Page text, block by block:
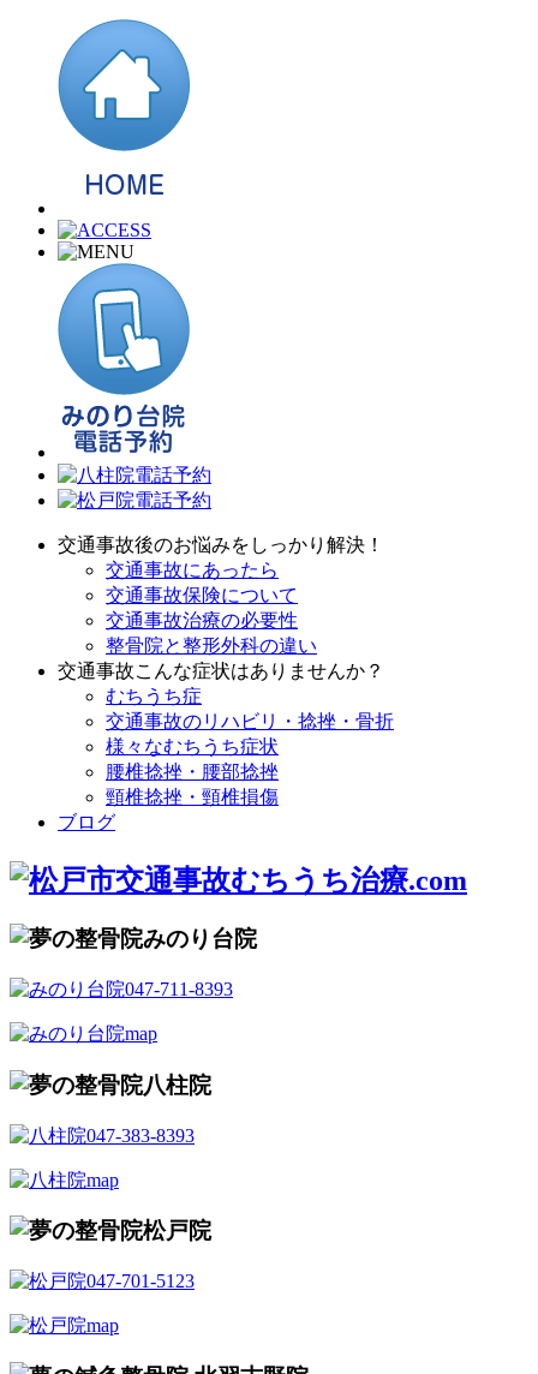
交通事故後のお悩みをしっかり解決！
交通事故にあったら
交通事故保険について
交通事故治療の必要性
整骨院と整形外科の違い
交通事故こんな症状はありませんか？
むちうち症
交通事故のリハビリ・捻挫・骨折
様々なむちうち症状
腰椎捻挫・腰部捻挫
頸椎捻挫・頸椎損傷
ブログ